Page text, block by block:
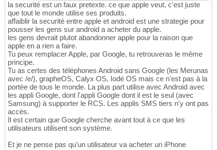
la securité est un faux pretexte. ce que apple veut, c'est juste
que tout le monde utilise ses produits.
affaiblir la securité entre apple et android est une strategie pour
pousser les gens sur android a acheter du apple.
les gens devrait plutot abandonner apple pour la raison que
apple en a rien a faire.
Tu peux remplacer Apple, par Google, tu retrouveras le même
principe.
Tu as certes des téléphones Android sans Google (les Merunas
avec /e/), grapheOS, Calyx OS, Iodé OS mais ce n'est pas à la
portée de tous le monde. La plus part utilise avec Android avec
les appli Google, dont l'appli Google dont il est le seul (avec
Samsung) à supporter le RCS. Les applis SMS tiers n'y ont pas
accès.
Il est certain que Google cherche avant tout à ce que les
utilisateurs utilisent son système.
Et je ne pense pas qu'un utilisateur va acheter un iPhone